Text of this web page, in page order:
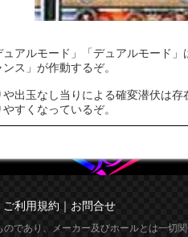
ュアルモード」「デュアルモード
ンス」が作動するぞ。
や出玉なし当りによる確変潜伏は
すくなっているぞ。
ご利用規約 ｜ お問合せ
であり、メーカー及びホールとは一切関